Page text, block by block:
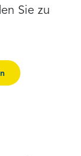
Sie zu